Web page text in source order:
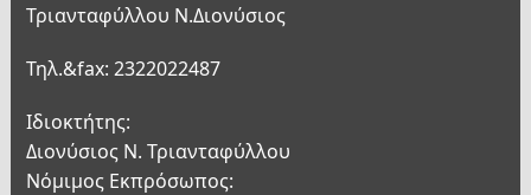
Τριανταφύλλου Ν.Διονύσιος
Τηλ.&fax: 2322022487
Ιδιοκτήτης:
Διονύσιος Ν. Τριανταφύλλου
Νόμιμος Εκπρόσωπος: